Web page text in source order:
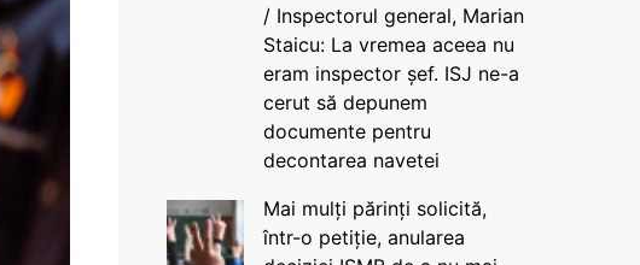
/ Inspectorul general, Marian
Staicu: La vremea aceea nu
eram inspector șef. ISJ ne-a
cerut să depunem
documente pentru
decontarea navetei
Mai mulți părinți solicită,
într-o petiție, anularea